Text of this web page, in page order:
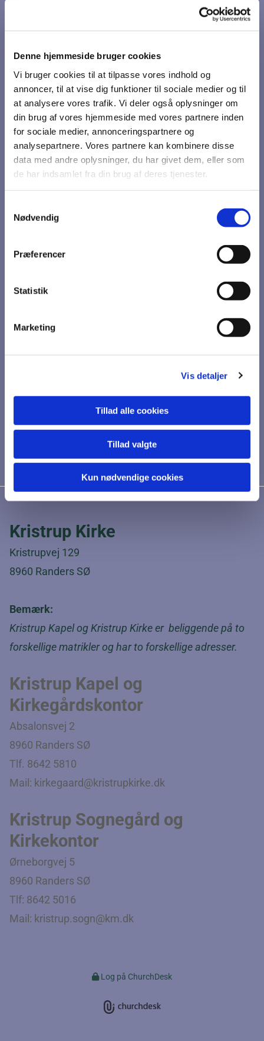
Denne hjemmeside bruger cookies
Vi bruger cookies til at tilpasse vores indhold og
annoncer, til at vise dig funktioner til sociale medier og til
at analysere vores trafik. Vi deler også oplysninger om
din brug af vores hjemmeside med vores partnere inden
for sociale medier, annonceringspartnere og
analysepartnere. Vores partnere kan kombinere disse
data med andre oplysninger, du har givet dem, eller som
de har indsamlet fra din brug af deres tjenester.
Nødvendig
Præferencer
Statistik
Marketing
Vis detaljer
Tillad alle cookies
Tillad valgte
Kun nødvendige cookies
Du vil måske også kunne
lide...
Kristrup Kirke
Kristrupvej 129
8960 Randers SØ
Bemærk:
Kristrup Kapel og Kristrup Kirke er beliggende på to
forskellige matrikler og har to forskellige adresser.
Kristrup Kapel og
Kirkegårdskontor
Absalonsvej 2
8960 Randers SØ
Tlf. 8642 5810
Mail: kirkegaard@kristrupkirke.dk
Kristrup Sognegård og
Kirkekontor
Ørneborgvej 5
8960 Randers SØ
Tlf: 8642 5016
Mail: kristrup.sogn@km.dk
Log på ChurchDesk